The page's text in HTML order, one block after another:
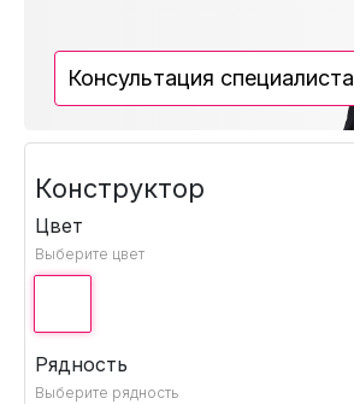
Консультация специалиста
Конструктор
Цвет
Выберите цвет
Рядность
Выберите рядность